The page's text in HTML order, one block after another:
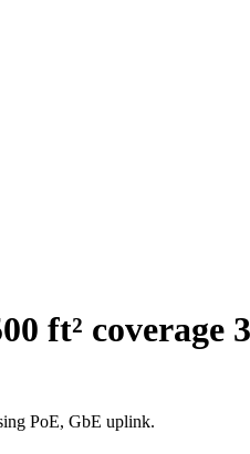
ft² coverage
PoE, GbE uplink.